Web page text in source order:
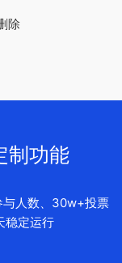
除
制功能
与人数、30w+投票
稳定运行